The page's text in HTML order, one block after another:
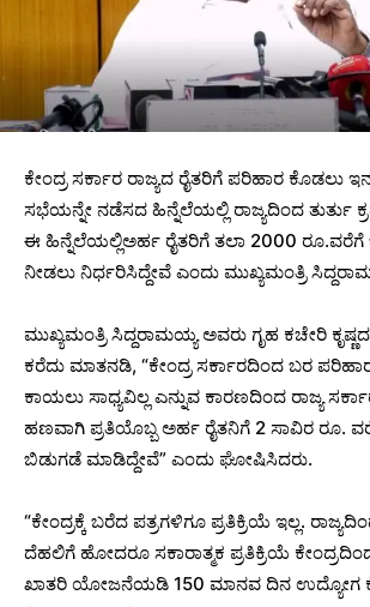
ಕೇಂದ್ರ ಸರ್ಕಾರ ರಾಜ್ಯದ ರೈತರಿಗೆ ಪರಿಹಾರ ಕೊಡಲು
ಸಭೆಯನ್ನೇ ನಡೆಸದ ಹಿನ್ನೆಲೆಯಲ್ಲಿ ರಾಜ್ಯದಿಂದ ತುರ್ತು
ಈ ಹಿನ್ನೆಲೆಯಲ್ಲಿಅರ್ಹ ರೈತರಿಗೆ ತಲಾ 2000
ನೀಡಲು ನಿರ್ಧರಿಸಿದ್ದೇವೆ ಎಂದು ಮುಖ್ಯಮಂತ್ರಿ
ಮುಖ್ಯಮಂತ್ರಿ ಸಿದ್ದರಾಮಯ್ಯ ಅವರು ಗೃಹ ಕಚೇರಿ
ಕರೆದು ಮಾತನಡಿ, “ಕೇಂದ್ರ ಸರ್ಕಾರದಿಂದ ಬರ
ಕಾಯಲು ಸಾಧ್ಯವಿಲ್ಲ ಎನ್ನುವ ಕಾರಣದಿಂದ ರಾಜ್ಯ
ಹಣವಾಗಿ ಪ್ರತಿಯೊಬ್ಬ ಅರ್ಹ ರೈತನಿಗೆ 2 ಸಾವಿರ ರೂ.
ಬಿಡುಗಡೆ ಮಾಡಿದ್ದೇವೆ” ಎಂದು ಘೋಷಿಸಿದರು.
“ಕೇಂದ್ರಕ್ಕೆ ಬರೆದ ಪತ್ರಗಳಿಗೂ ಪ್ರತಿಕ್ರಿಯೆ ಇಲ್ಲ.
ದೆಹಲಿಗೆ ಹೋದರೂ ಸಕಾರಾತ್ಮಕ ಪ್ರತಿಕ್ರಿಯೆ
ಖಾತರಿ ಯೋಜನೆಯಡಿ 150 ಮಾನವ ದಿನ ಉದ್ಯೋಗ